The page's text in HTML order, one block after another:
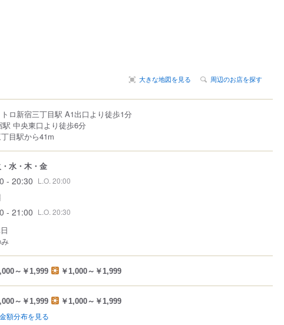
大きな地図を見る 周辺のお店を探す
ロ新宿三丁目駅 A1出口より徒歩1分
駅 中央東口より徒歩6分
目駅から41m
水・木・金
- 20:30 L.O. 20:00
- 21:00 L.O. 20:30
～￥1,999 ￥1,000～￥1,999
～￥1,999 ￥1,000～￥1,999
額分布を見る